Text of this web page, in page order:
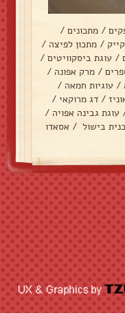
/ מתכונים /
/ מתכון לפיצה /
/ עוגת ביסקוויטים /
/ מרק אפונה /
/ עוגיות חמאה /
/ דג מרוקאי /
עוגת גבינה אפויה /
בישול / אסאדו